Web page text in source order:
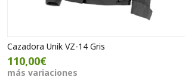
Cazadora Unik VZ-14 Gris
110,00€
más variaciones